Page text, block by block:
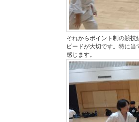
それからポイント制の競
ピードが大切です。特に
感じます。